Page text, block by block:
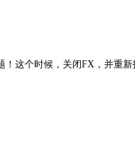
这个时候，关闭FX，并重